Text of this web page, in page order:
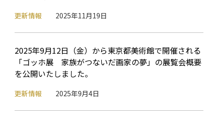
更新情報 2025年11月19日
2025年9月12日（金）から東京都美術館で開催される
「ゴッホ展 家族がつないだ画家の夢」の展覧会概要
を公開いたしました。
更新情報 2025年9月4日